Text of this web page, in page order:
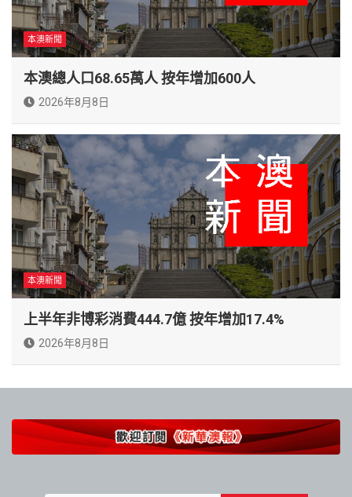
本澳新聞
本澳總人口68.65萬人 按年增加600人
2026年8月8日
本澳新聞
上半年非博彩消費444.7億 按年增加17.4%
2026年8月8日